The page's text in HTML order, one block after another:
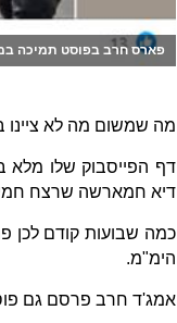
פארס חרב בפוסט תמיכה
מה שמשום מה לא ציינו
דף הפייסבוק שלו מלא
דיא חמארשה שרצח
כמה שבועות קודם לכן
הימ"מ.
אמג'ד חרב פרסם גם